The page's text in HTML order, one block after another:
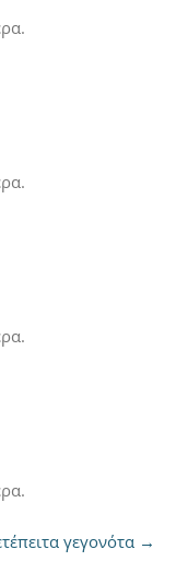
γεγονότα →